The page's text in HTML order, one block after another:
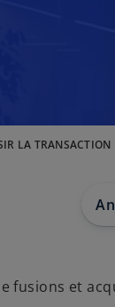
LA TRANSACTION
fusions et